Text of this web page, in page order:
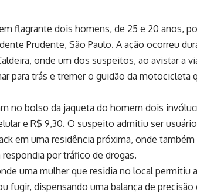
flagrante dois homens, de 25 e 20 anos,
Prudente, São Paulo. A ação ocorreu
onde um dos suspeitos, ao avistar a
para trás e tremer o guidão da motocicleta
no bolso da jaqueta do homem dois
e R$ 9,30. O suspeito admitiu ser
em uma residência próxima, onde também
por tráfico de drogas.
uma mulher que residia no local permitiu a
fugir, dispensando uma balança de precisão